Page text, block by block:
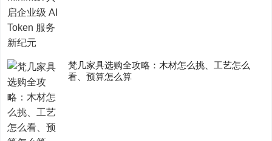
梵几家具选购全攻略：木材怎么挑、工艺怎么
看、预算怎么算